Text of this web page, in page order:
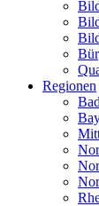
Regionen